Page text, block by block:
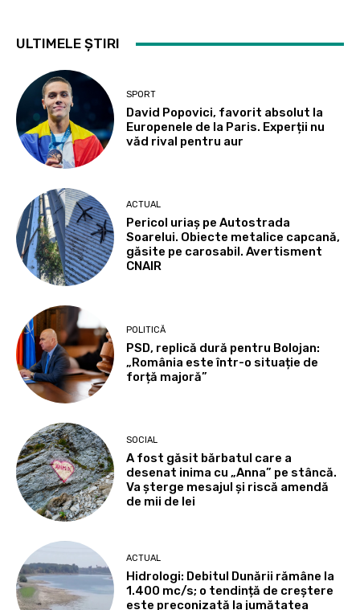
ULTIMELE ȘTIRI
SPORT
David Popovici, favorit absolut la
Europenele de la Paris. Experții nu
văd rival pentru aur
ACTUAL
Pericol uriaș pe Autostrada
Soarelui. Obiecte metalice capcană,
găsite pe carosabil. Avertisment
CNAIR
POLITICĂ
PSD, replică dură pentru Bolojan:
„România este într-o situație de
forță majoră”
SOCIAL
A fost găsit bărbatul care a
desenat inima cu „Anna” pe stâncă.
Va șterge mesajul și riscă amendă
de mii de lei
ACTUAL
Hidrologi: Debitul Dunării rămâne la
1.400 mc/s; o tendință de creștere
este preconizată la jumătatea